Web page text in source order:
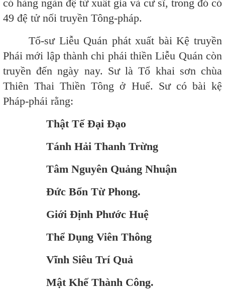
có hàng ngàn đệ tử xuất gia và cư sĩ, trong đó có
49 đệ tử nối truyền Tông-pháp.
Tổ-sư Liễu Quán phát xuất bài Kệ truyền
Phái mới lập thành chi phái thiền Liễu Quán còn
truyền đến ngày nay. Sư là Tổ khai sơn chùa
Thiên Thai Thiền Tông ở Huế. Sư có bài kệ
Pháp-phái rằng:
Thật Tế Đại Đạo
Tánh Hải Thanh Trừng
Tâm Nguyên Quảng Nhuận
Đức Bổn Từ Phong.
Giới Định Phước Huệ
Thể Dụng Viên Thông
Vĩnh Siêu Trí Quả
Mật Khế Thành Công.